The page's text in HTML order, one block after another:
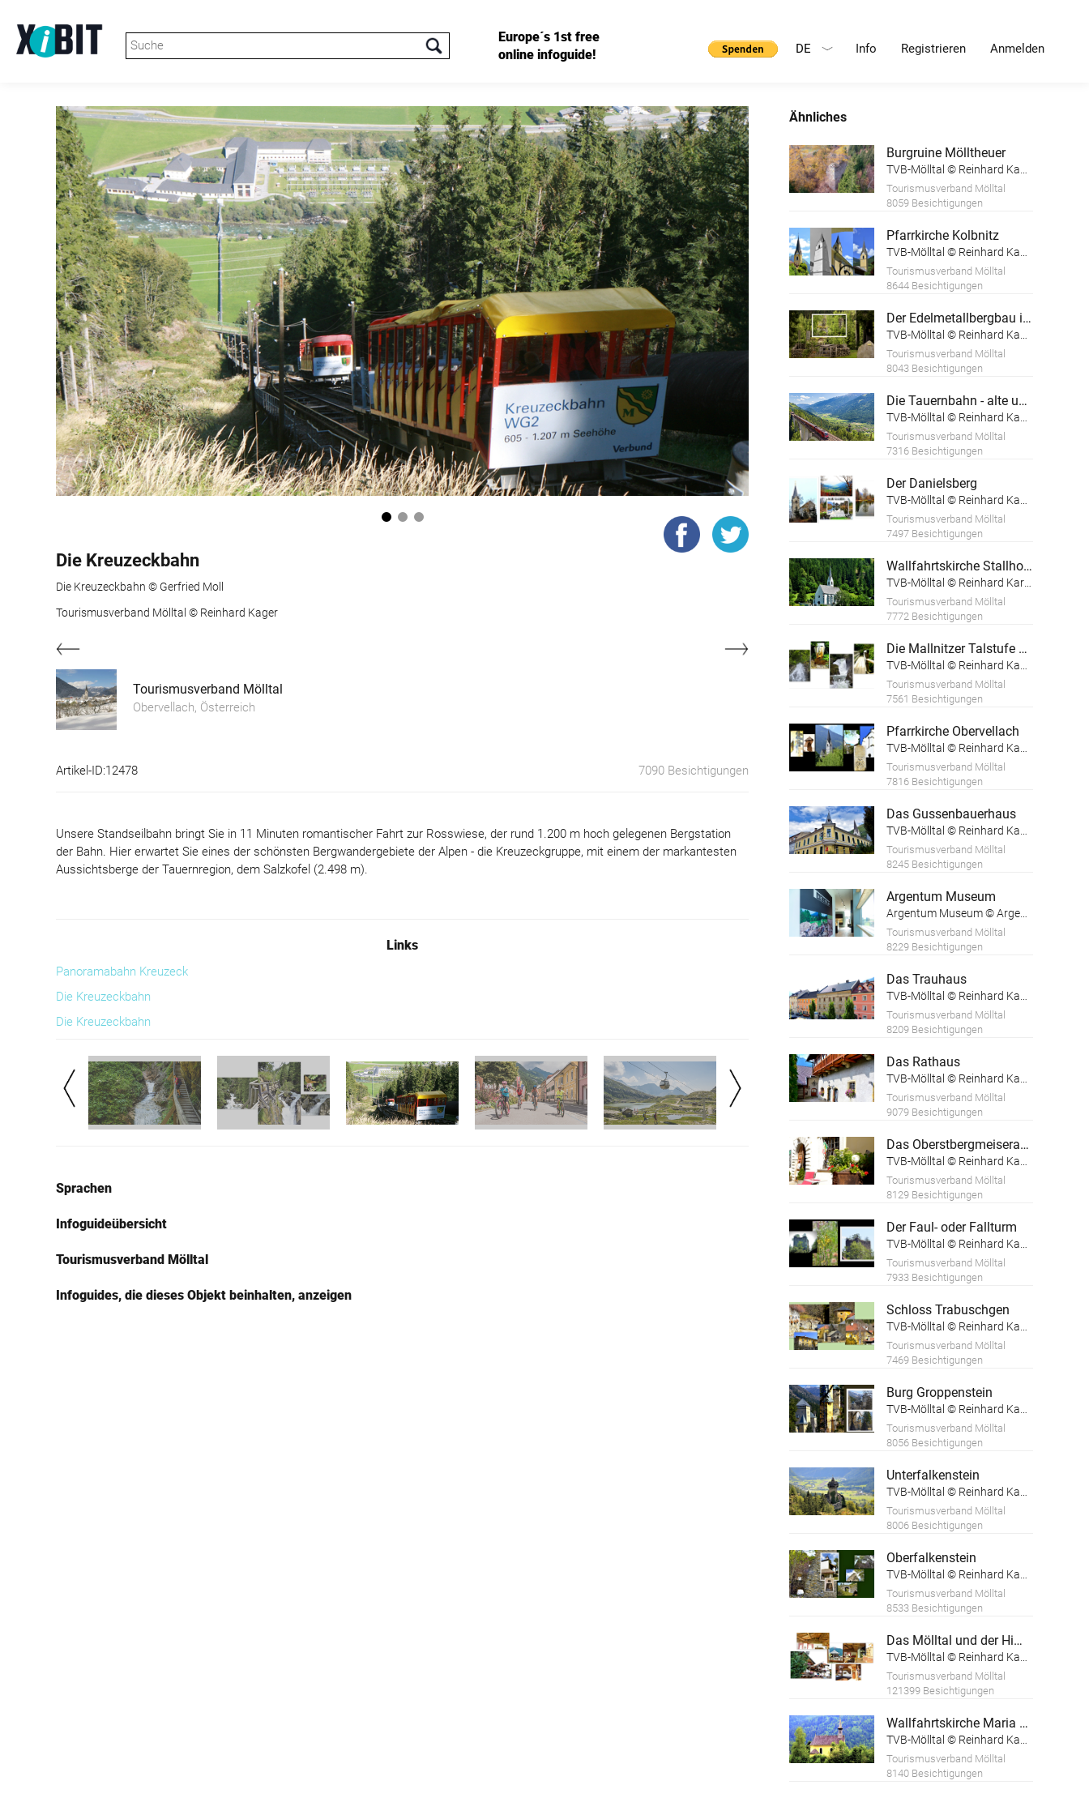
Europe´s 1st free
online infoguide!
Info Registrieren Anmelden
DE
Die Kreuzeckbahn
Die Kreuzeckbahn © Gerfried Moll
Tourismusverband Mölltal © Reinhard Kager
Tourismusverband Mölltal
Obervellach, Österreich
Artikel-ID:12478 7090 Besichtigungen
Unsere Standseilbahn bringt Sie in 11 Minuten romantischer Fahrt zur Rosswiese, der rund 1.200 m hoch gelegenen Bergstation
der Bahn. Hier erwartet Sie eines der schönsten Bergwandergebiete der Alpen - die Kreuzeckgruppe, mit einem der markantesten
Aussichtsberge der Tauernregion, dem Salzkofel (2.498 m).
Links
Panoramabahn Kreuzeck
Die Kreuzeckbahn
Die Kreuzeckbahn
Sprachen
Infoguideübersicht
Tourismusverband Mölltal
Infoguides, die dieses Objekt beinhalten, anzeigen
Ähnliches
Burgruine Mölltheuer
Tourismusverband Mölltal
8059 Besichtigungen
Pfarrkirche Kolbnitz
Tourismusverband Mölltal
8644 Besichtigungen
Der Edelmetallbergbau in der Teuchl
Tourismusverband Mölltal
8043 Besichtigungen
Die Tauernbahn - alte und neue Verkehrswege
Tourismusverband Mölltal
7316 Besichtigungen
Der Danielsberg
Tourismusverband Mölltal
7497 Besichtigungen
Wallfahrtskirche Stallhofen
Tourismusverband Mölltal
7772 Besichtigungen
Die Mallnitzer Talstufe und die Groppensteinschlucht
Tourismusverband Mölltal
7561 Besichtigungen
Pfarrkirche Obervellach
Tourismusverband Mölltal
7816 Besichtigungen
Das Gussenbauerhaus
Tourismusverband Mölltal
8245 Besichtigungen
Argentum Museum
Tourismusverband Mölltal
8229 Besichtigungen
Das Trauhaus
Tourismusverband Mölltal
8209 Besichtigungen
Das Rathaus
Tourismusverband Mölltal
9079 Besichtigungen
Das Oberstbergmeiseramt
Tourismusverband Mölltal
8129 Besichtigungen
Der Faul- oder Fallturm
Tourismusverband Mölltal
7933 Besichtigungen
Schloss Trabuschgen
Tourismusverband Mölltal
7469 Besichtigungen
Burg Groppenstein
Tourismusverband Mölltal
8056 Besichtigungen
Unterfalkenstein
Tourismusverband Mölltal
8006 Besichtigungen
Oberfalkenstein
Tourismusverband Mölltal
8533 Besichtigungen
Das Mölltal und der Himmelbauer
Tourismusverband Mölltal
121399 Besichtigungen
Wallfahrtskirche Maria am Sandbichl
Tourismusverband Mölltal
8140 Besichtigungen